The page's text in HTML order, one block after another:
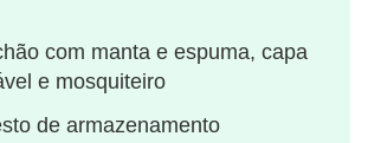
com manta e espuma, capa
e mosquiteiro
de armazenamento